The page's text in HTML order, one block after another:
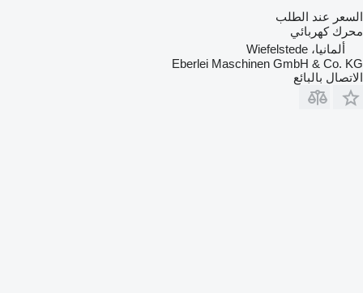
السعر عند الطلب
محرك كهربائي
ألمانيا، Wiefelstede
Eberlei Maschinen GmbH & Co. KG
الاتصال بالبائع